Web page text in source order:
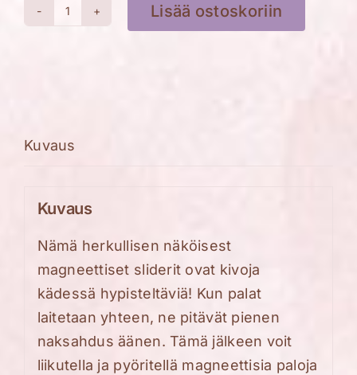
Lisää ostoskoriin
Kuvaus
Kuvaus
Nämä herkullisen näköisest
magneettiset sliderit ovat kivoja
kädessä hypisteltäviä! Kun palat
laitetaan yhteen, ne pitävät pienen
naksahdus äänen. Tämä jälkeen voit
liikutella ja pyöritellä magneettisia paloja